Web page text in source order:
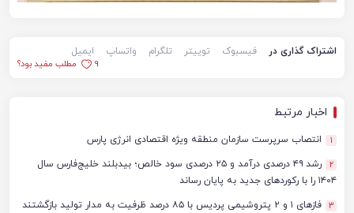
اشتراک گذاری در فیسبوک توییتر تلگرام واتساپ
ایمیل
9
مطلب مفید بود؟
اخبار مرتبط
1 انتصاب سرپرست سازمان منطقه ویژه اقتصادی انرژی پارس
2
رشد ۴۹ درصدی درآمد و ۲۵ درصدی سود خالص؛ بیدبلند خلیج‌فارس سال
۱۴۰۴ را با رکوردهای جدید به پایان رساند
3 فازهای ۱ و ۲ پتروشیمی پردیس با ۸۵ درصد ظرفیت به مدار تولید بازگشتند